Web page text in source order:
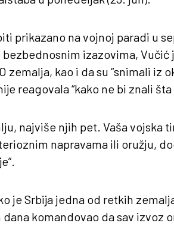
prikazano na vojnoj paradi u
izazovima, Vučić
zemalja, kao i da su “snimali iz
reagovala “kako ne bi znali šta
najviše njih pet. Vaša vojska
napravama ili oružju,
je Srbija jedna od retkih
komandovao da sav izvoz